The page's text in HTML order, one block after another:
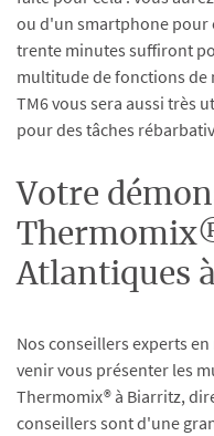
ou d'un smartphone pour
trente minutes suffiront
multitude de fonctions de
TM6 vous sera aussi très
pour des tâches
Votre
Atlantiques
Nos conseillers experts
venir vous présenter les
Thermomix® à Biarritz,
conseillers sont d'une